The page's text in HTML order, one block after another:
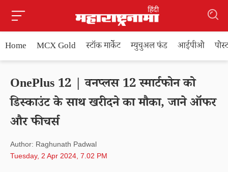
Home MCX Gold स्टॉक मार्केट म्युचुअल फंड आईपीओ
OnePlus 12 | वनप्लस 12 स्मार्टफोन को
डिस्काउंट के साथ खरीदने का मौका, जाने ऑफर
और फीचर्स
Author: Raghunath Padwal
Tuesday, 2 Apr 2024, 7.02 PM